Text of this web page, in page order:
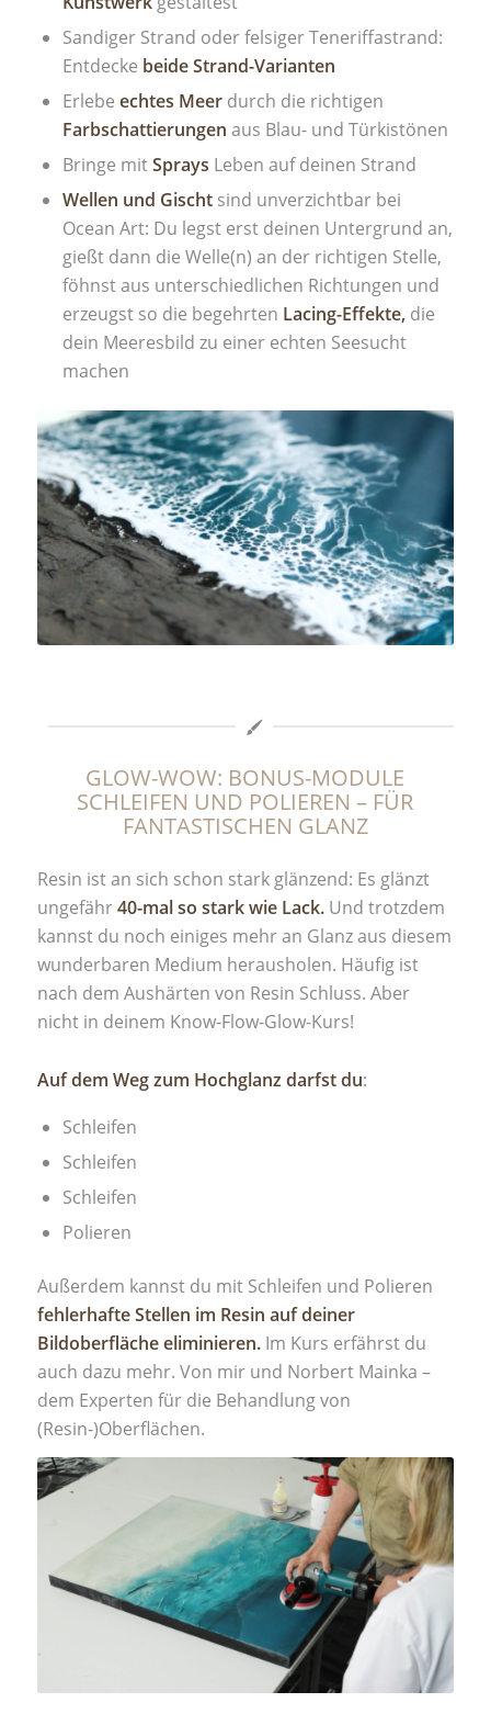
Sandiger Strand oder felsiger Teneriffastrand:
Entdecke beide Strand-Varianten
Erlebe echtes Meerdurch die richtigen
Farbschattierungen aus Blau- und Türkistönen
Bringe mitSprays Leben auf deinen Strand
Wellen und Gischtsind unverzichtbar bei
Ocean Art: Du legst erst deinen Untergrund an,
gießt dann die Welle(n) an der richtigen Stelle,
föhnst aus unterschiedlichen Richtungen und
erzeugst so die begehrten Lacing-Effekte, die
dein Meeresbild zu einer echten Seesucht
machen
GLOW-WOW: BONUS-MODULE
SCHLEIFEN UND POLIEREN – FÜR
FANTASTISCHEN GLANZ
Resin ist an sich schon stark glänzend: Es glänzt
ungefähr40-mal so stark wie Lack.Und trotzdem
kannst du noch einiges mehr an Glanz aus diesem
wunderbaren Medium herausholen. Häufig ist
nach dem Aushärten von Resin Schluss. Aber
nicht in deinem Know-Flow-Glow-Kurs!
Auf dem Weg zum Hochglanz darfst du:
Schleifen
Schleifen
Schleifen
Polieren
Außerdem kannst du mit Schleifen und Polieren
fehlerhafte Stellen im Resin auf deiner
Bildoberfläche eliminieren.Im Kurs erfährst du
auch dazu mehr. Von mir und Norbert Mainka –
dem Experten für die Behandlung von
(Resin-)Oberflächen.